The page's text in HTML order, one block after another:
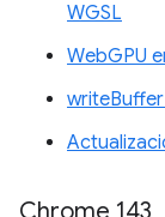
WGSL
WebGPU